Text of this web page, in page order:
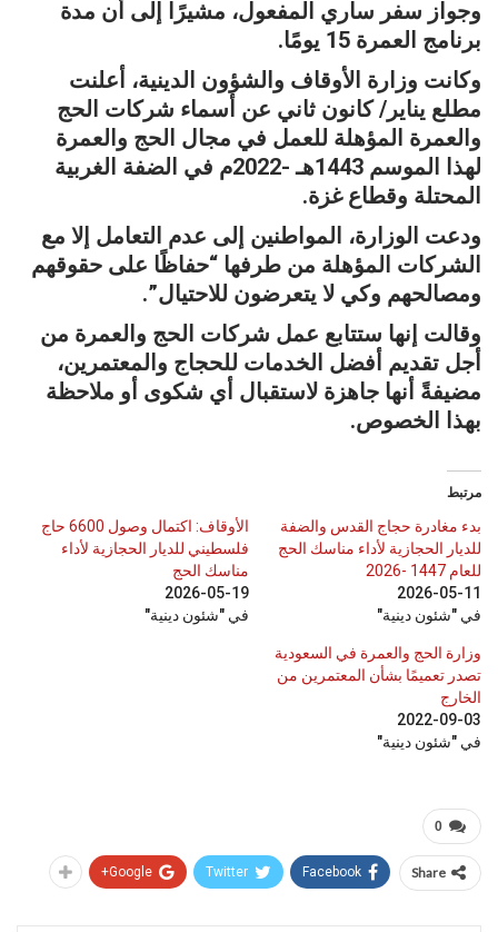
وجواز سفر ساري المفعول، مشيرًا إلى أن مدة
برنامج العمرة 15 يومًا.
وكانت وزارة الأوقاف والشؤون الدينية، أعلنت
مطلع يناير/ كانون ثاني عن أسماء شركات الحج
والعمرة المؤهلة للعمل في مجال الحج والعمرة
لهذا الموسم 1443هـ -2022م في الضفة الغربية
المحتلة وقطاع غزة.
ودعت الوزارة، المواطنين إلى عدم التعامل إلا مع
الشركات المؤهلة من طرفها “حفاظًا على حقوقهم
ومصالحهم وكي لا يتعرضون للاحتيال”.
وقالت إنها ستتابع عمل شركات الحج والعمرة من
أجل تقديم أفضل الخدمات للحجاج والمعتمرين،
مضيفةً أنها جاهزة لاستقبال أي شكوى أو ملاحظة
بهذا الخصوص.
مرتبط
بدء مغادرة حجاج القدس والضفة
للديار الحجازية لأداء مناسك الحج
للعام 1447 -2026
2026-05-11
في "شئون دينية"
الأوقاف: اكتمال وصول 6600 حاج
فلسطيني للديار الحجازية لأداء
مناسك الحج
2026-05-19
في "شئون دينية"
وزارة الحج والعمرة في السعودية
تصدر تعميمًا بشأن المعتمرين من
الخارج
2022-09-03
في "شئون دينية"
0
Share
Facebook
Twitter
Google+